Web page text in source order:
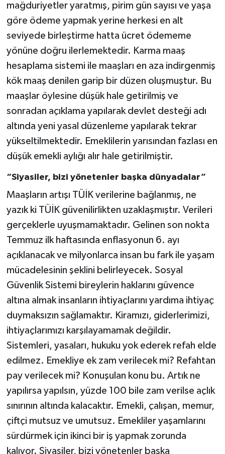
mağduriyetler yaratmış, pirim gün sayısı ve yaşa
göre ödeme yapmak yerine herkesi en alt
seviyede birleştirme hatta ücret ödememe
yönüne doğru ilerlemektedir. Karma maaş
hesaplama sistemi ile maaşları en aza indirgenmiş
kök maaş denilen garip bir düzen oluşmuştur. Bu
maaşlar öylesine düşük hale getirilmiş ve
sonradan açıklama yapılarak devlet desteği adı
altında yeni yasal düzenleme yapılarak tekrar
yükseltilmektedir. Emeklilerin yarısından fazlası en
düşük emekli aylığı alır hale getirilmiştir.
“Siyasiler, bizi yönetenler başka dünyadalar”
Maaşların artışı TÜİK verilerine bağlanmış, ne
yazık ki TÜİK güvenilirlikten uzaklaşmıştır. Verileri
gerçeklerle uyuşmamaktadır. Gelinen son nokta
Temmuz ilk haftasında enflasyonun 6. ayı
açıklanacak ve milyonlarca insan bu fark ile yaşam
mücadelesinin şeklini belirleyecek. Sosyal
Güvenlik Sistemi bireylerin haklarını güvence
altına almak insanların ihtiyaçlarını yardıma ihtiyaç
duymaksızın sağlamaktır. Kiramızı, giderlerimizi,
ihtiyaçlarımızı karşılayamamak değildir.
Sistemleri, yasaları, hukuku yok ederek refah elde
edilmez. Emekliye ek zam verilecek mi? Refahtan
pay verilecek mi? Konuşulan konu bu. Artık ne
yapılırsa yapılsın, yüzde 100 bile zam verilse açlık
sınırının altında kalacaktır. Emekli, çalışan, memur,
çiftçi mutsuz ve umutsuz. Emekliler yaşamlarını
sürdürmek için ikinci bir iş yapmak zorunda
kalıyor. Siyasiler, bizi yönetenler başka